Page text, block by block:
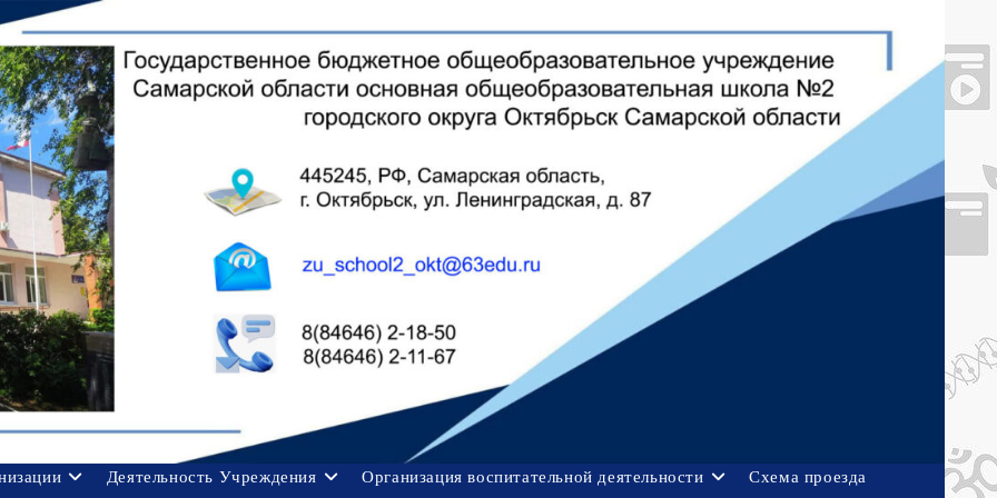
Деятельность Учреждения Организация воспитательной деятельности
Схема проезда